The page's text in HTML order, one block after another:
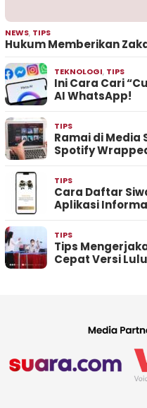
NEWS, TIPS
Hukum Memberikan
TEKNOLOGI, TIPS
Ini Cara Cari
AI WhatsApp!
TIPS
Ramai di Media
Spotify
TIPS
Cara Daftar
Aplikasi
TIPS
Tips
Cepat Versi